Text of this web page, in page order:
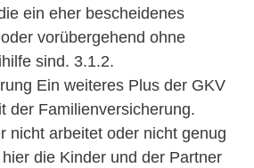
ein eher bescheidenes
vorübergehend ohne
sind. 3.1.2.
Ein weiteres Plus der GKV
der Familienversicherung.
nicht arbeitet oder nicht genug
die Kinder und der Partner